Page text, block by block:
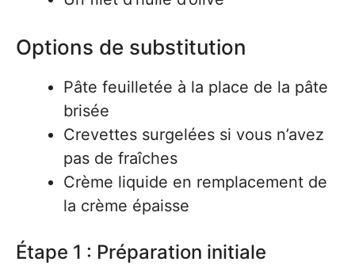
Options de substitution
Pâte feuilletée à la place de la pâte
brisée
Crevettes surgelées si vous n’avez
pas de fraîches
Crème liquide en remplacement de
la crème épaisse
Étape 1 : Préparation initiale